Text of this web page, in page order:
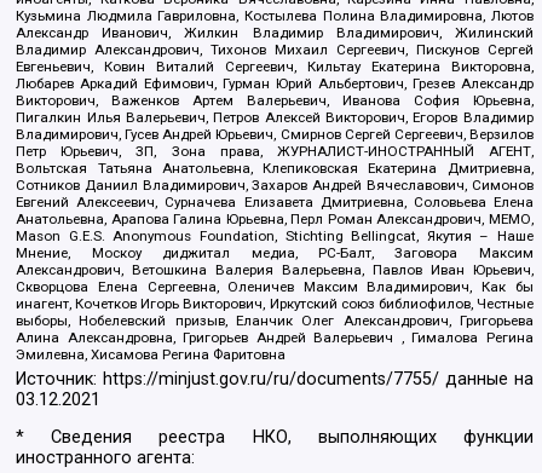
Кузьмина Людмила Гавриловна, Костылева Полина Владимировна, Лютов
Александр Иванович, Жилкин Владимир Владимирович, Жилинский
Владимир Александрович, Тихонов Михаил Сергеевич, Пискунов Сергей
Евгеньевич, Ковин Виталий Сергеевич, Кильтау Екатерина Викторовна,
Любарев Аркадий Ефимович, Гурман Юрий Альбертович, Грезев Александр
Викторович, Важенков Артем Валерьевич, Иванова София Юрьевна,
Пигалкин Илья Валерьевич, Петров Алексей Викторович, Егоров Владимир
Владимирович, Гусев Андрей Юрьевич, Смирнов Сергей Сергеевич, Верзилов
Петр Юрьевич, ЗП, Зона права, ЖУРНАЛИСТ-ИНОСТРАННЫЙ АГЕНТ,
Вольтская Татьяна Анатольевна, Клепиковская Екатерина Дмитриевна,
Сотников Даниил Владимирович, Захаров Андрей Вячеславович, Симонов
Евгений Алексеевич, Сурначева Елизавета Дмитриевна, Соловьева Елена
Анатольевна, Арапова Галина Юрьевна, Перл Роман Александрович, МЕМО,
Mason G.E.S. Anonymous Foundation, Stichting Bellingcat, Якутия – Наше
Мнение, Москоу диджитал медиа, РС-Балт, Заговора Максим
Александрович, Ветошкина Валерия Валерьевна, Павлов Иван Юрьевич,
Скворцова Елена Сергеевна, Оленичев Максим Владимирович, Как бы
инагент, Кочетков Игорь Викторович, Иркутский союз библиофилов, Честные
выборы, Нобелевский призыв, Еланчик Олег Александрович, Григорьева
Алина Александровна, Григорьев Андрей Валерьевич , Гималова Регина
Эмилевна, Хисамова Регина Фаритовна
Источник: https://minjust.gov.ru/ru/documents/7755/ данные на
03.12.2021
* Сведения реестра НКО, выполняющих функции
иностранного агента: